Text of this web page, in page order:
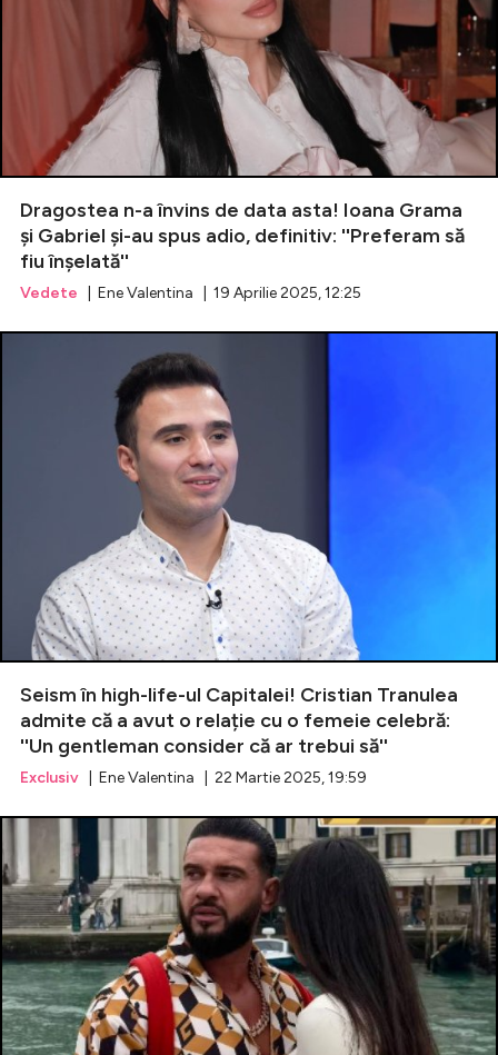
Dragostea n-a învins de data asta! Ioana Grama
și Gabriel și-au spus adio, definitiv: ''Preferam să
fiu înșelată''
Vedete | Ene Valentina | 19 Aprilie 2025, 12:25
Seism în high-life-ul Capitalei! Cristian Tranulea
admite că a avut o relație cu o femeie celebră:
''Un gentleman consider că ar trebui să''
Exclusiv | Ene Valentina | 22 Martie 2025, 19:59